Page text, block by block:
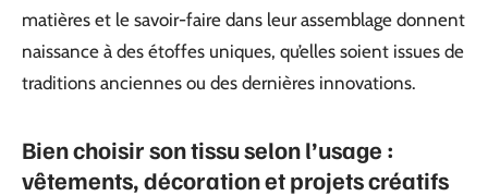
matières et le savoir-faire dans leur assemblage donnent
naissance à des étoffes uniques, qu’elles soient issues de
traditions anciennes ou des dernières innovations.
Bien choisir son tissu selon l’usage :
vêtements, décoration et projets créatifs